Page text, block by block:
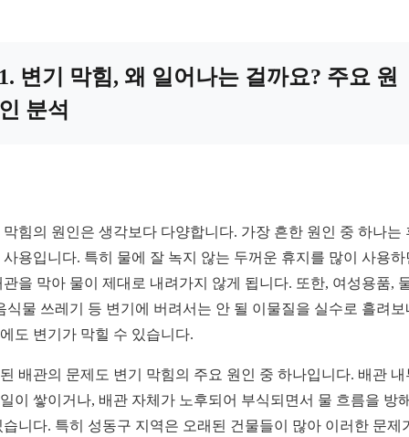
변기 막힘, 왜 일어나는 걸까요? 주요 원
분석
막힘의 원인은 생각보다 다양합니다. 가장 흔한 원인 중 하나는
사용입니다. 특히 물에 잘 녹지 않는 두꺼운 휴지를 많이 사용하
관을 막아 물이 제대로 내려가지 않게 됩니다. 또한, 여성용품,
식물 쓰레기 등 변기에 버려서는 안 될 이물질을 실수로 흘려보
도 변기가 막힐 수 있습니다.
배관의 문제도 변기 막힘의 주요 원인 중 하나입니다. 배관 내
이 쌓이거나, 배관 자체가 노후되어 부식되면서 물 흐름을 방
습니다. 특히 성동구 지역은 오래된 건물들이 많아 이러한 문제